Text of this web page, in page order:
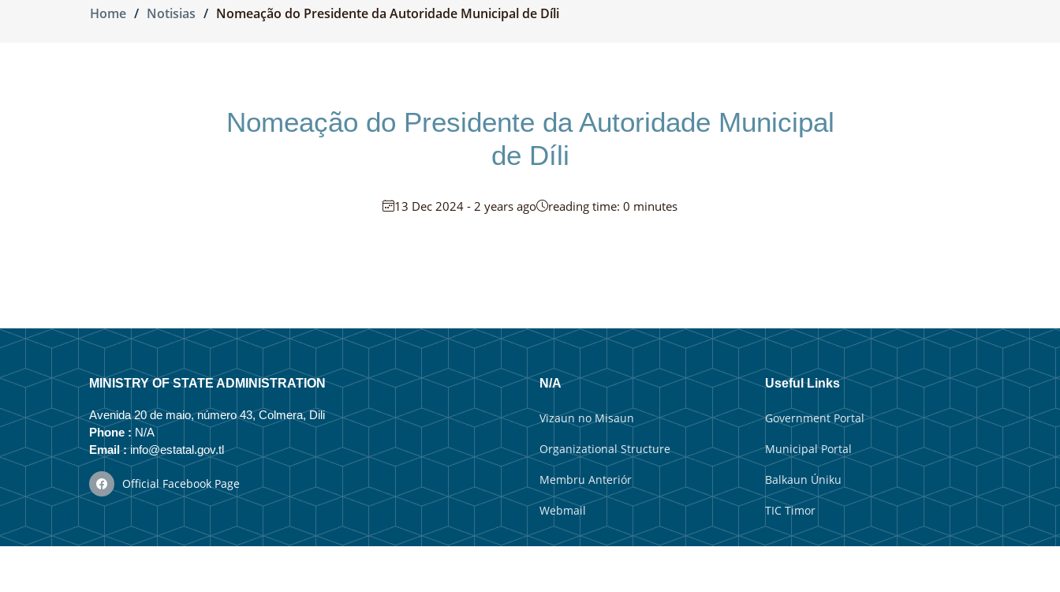
Home Notisias Nomeação do Presidente da Autoridade Municipal de Díli
Nomeação do Presidente da Autoridade Municipal
de Díli
13 Dec 2024 - 2 years ago reading time: 0 minutes
MINISTRY OF STATE ADMINISTRATION
Avenida 20 de maio, número 43, Colmera, Dili
Phone : N/A
Email :info@estatal.gov.tl
Official Facebook Page
N/A
Vizaun no Misaun
Organizational Structure
Membru Anteriór
Webmail
Useful Links
Government Portal
Municipal Portal
Balkaun Úniku
TIC Timor